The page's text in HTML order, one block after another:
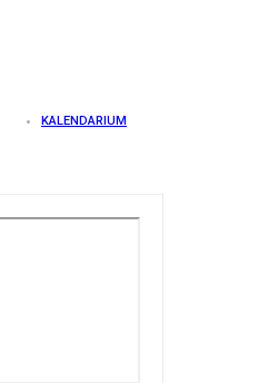
KALENDARIUM